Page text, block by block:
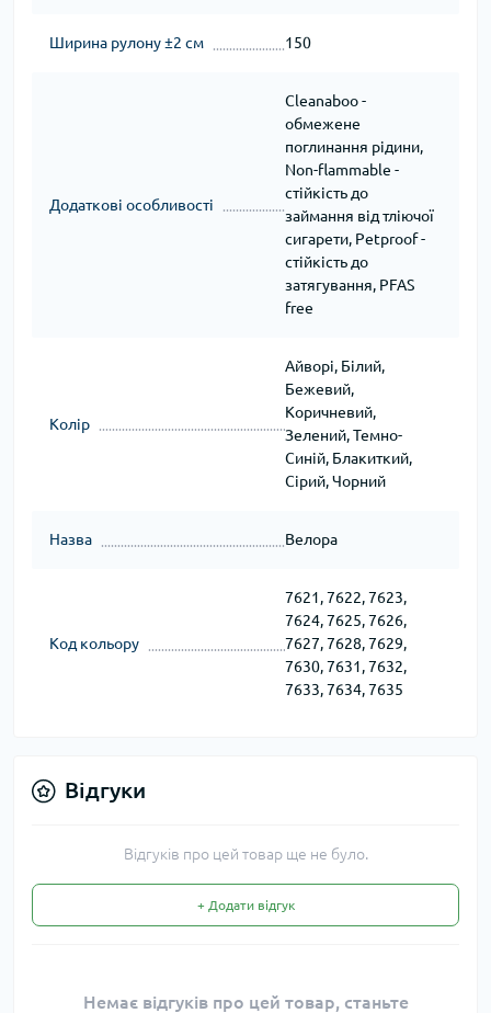
Ширина рулону ±2 см 150
Додаткові особливості
Cleanaboo -
обмежене
поглинання рідини,
Non-flammable -
стійкість до
займання від тліючої
сигарети, Petproof -
стійкість до
затягування, PFAS
free
Колір
Айворі, Білий,
Бежевий,
Коричневий,
Зелений, Темно-
Синій, Блакиткий,
Сірий, Чорний
Назва Велора
Код кольору
7621, 7622, 7623,
7624, 7625, 7626,
7627, 7628, 7629,
7630, 7631, 7632,
7633, 7634, 7635
Відгуки
Відгуків про цей товар ще не було.
+ Додати відгук
Немає відгуків про цей товар, станьте